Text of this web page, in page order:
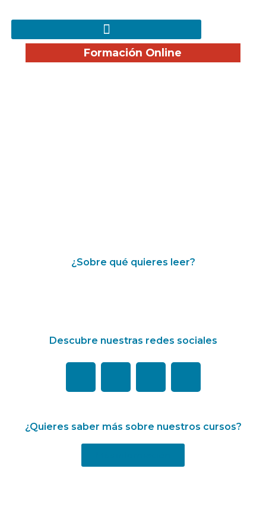
Formación Online
¿Sobre qué quieres leer?
Descubre nuestras redes sociales
¿Quieres saber más sobre nuestros cursos?